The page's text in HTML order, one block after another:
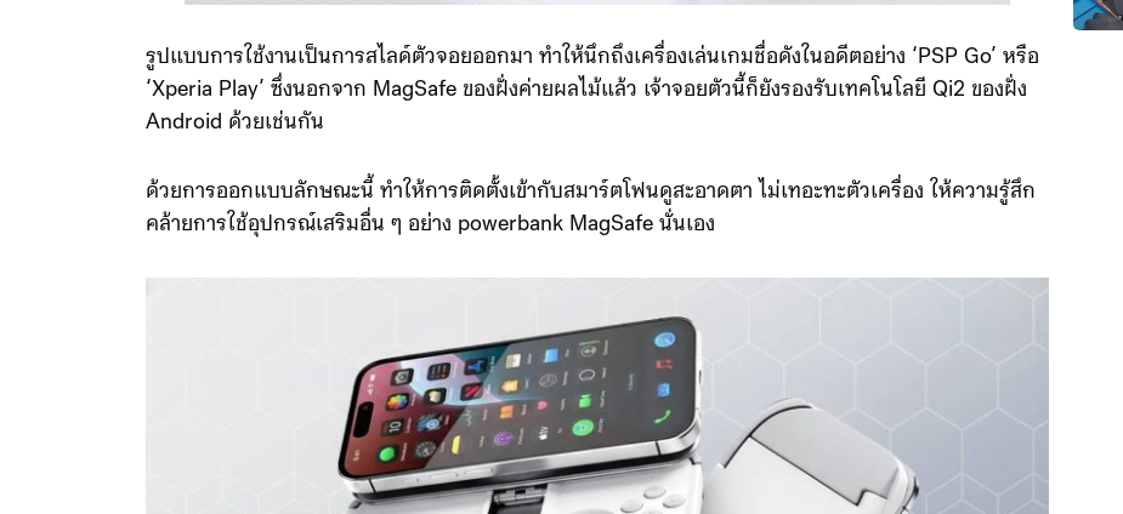
รูปแบบการใช้งานเป็นการสไลด์ตัวจอยออกมา ทำให้นึกถึงเครื่องเล่นเกมชื่อดังในอดีตอย่าง ‘PSP Go’ หรือ
‘Xperia Play’ ซึ่งนอกจาก MagSafe ของฝั่งค่ายผลไม้แล้ว เจ้าจอยตัวนี้ก็ยังรองรับเทคโนโลยี Qi2 ของฝั่ง
Android ด้วยเช่นกัน
ด้วยการออกแบบลักษณะนี้ ทำให้การติดตั้งเข้ากับสมาร์ตโฟนดูสะอาดตา ไม่เทอะทะตัวเครื่อง ให้ความรู้สึก
คล้ายการใช้อุปกรณ์เสริมอื่น ๆ อย่าง powerbank MagSafe นั่นเอง